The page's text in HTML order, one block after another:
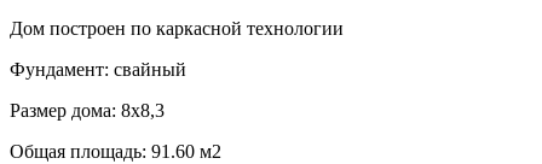
Дом построен по каркасной технологии
Фундамент: свайный
Размер дома: 8х8,3
Общая площадь: 91.60 м2